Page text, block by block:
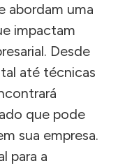
abordam uma
impactam
Desde
até técnicas
que pode
sua empresa.
para a